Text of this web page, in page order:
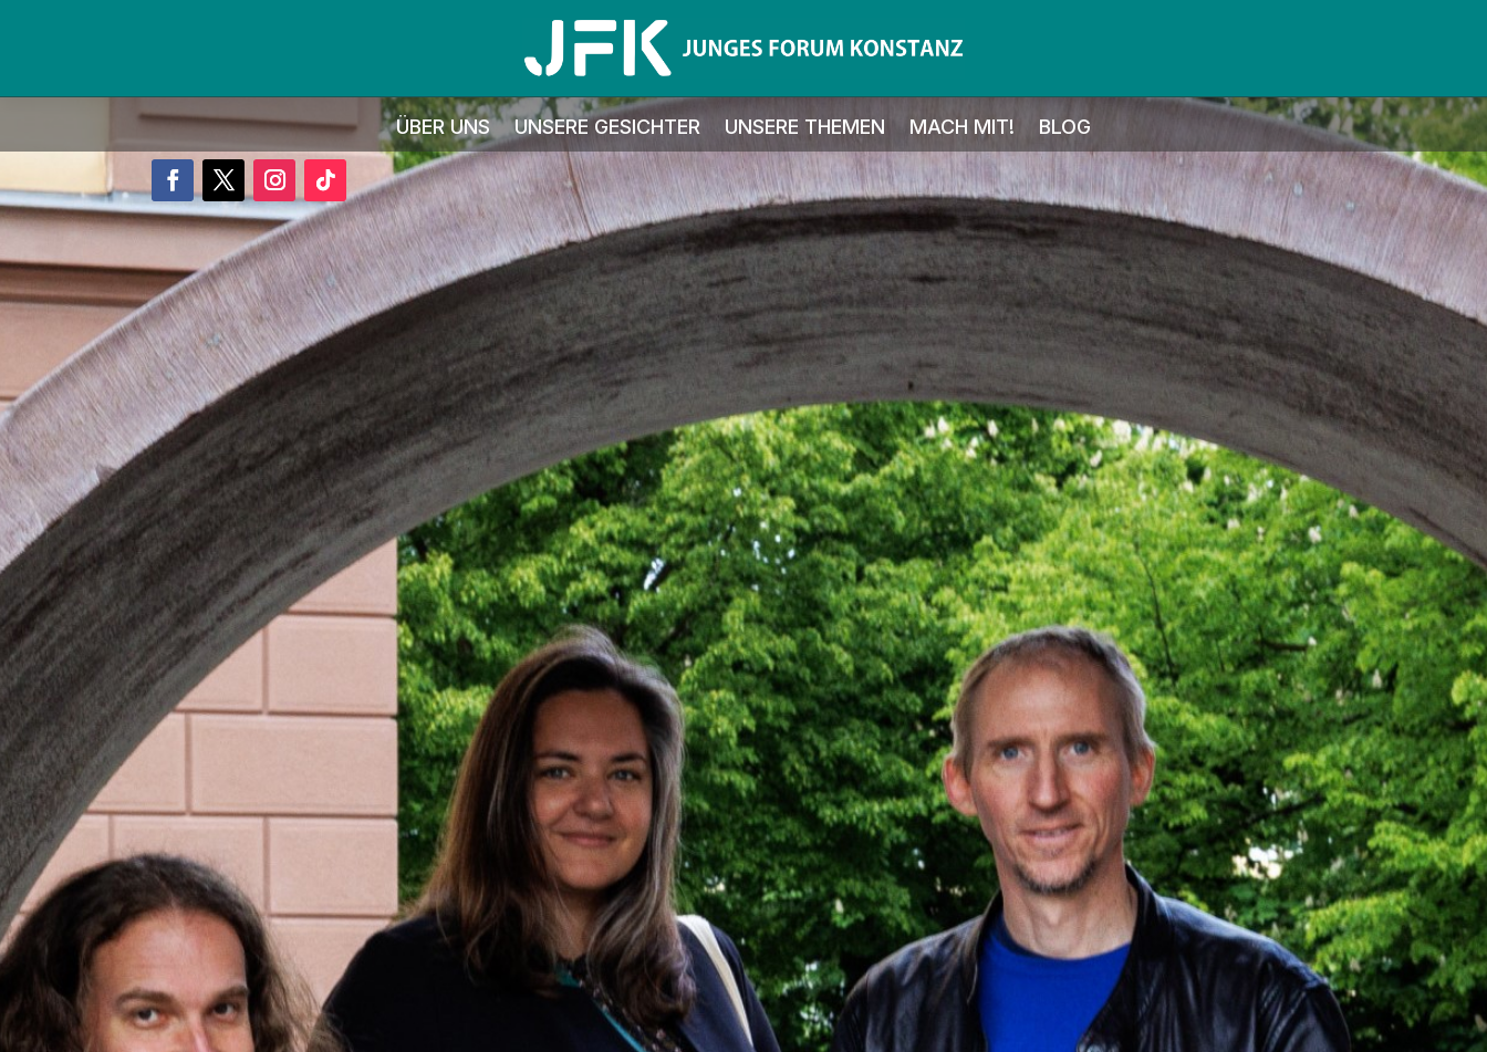
ÜBER UNS UNSERE GESICHTER UNSERE THEMEN MACH MIT! BLOG